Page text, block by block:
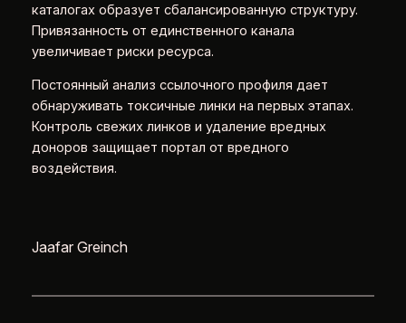
каталогах образует сбалансированную структуру.
Привязанность от единственного канала
увеличивает риски ресурса.
Постоянный анализ ссылочного профиля дает
обнаруживать токсичные линки на первых этапах.
Контроль свежих линков и удаление вредных
доноров защищает портал от вредного
воздействия.
Jaafar Greinch